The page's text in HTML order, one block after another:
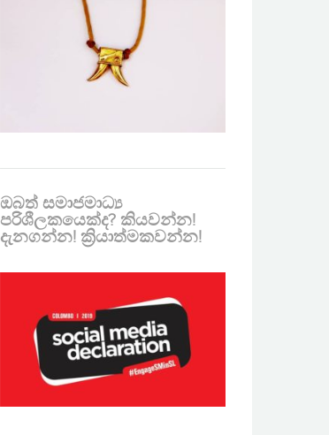
ඔබත් සමාජමාධ්‍ය
පරිශීලකයෙක්ද? කියවන්න!
දැනගන්න! ක්‍රියාත්මකවන්න!